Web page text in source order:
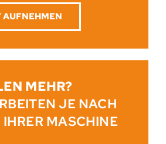
AUFNEHMEN
MEHR?
JE NACH
MASCHINE